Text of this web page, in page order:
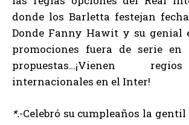
donde los Barletta festejan
Donde Fanny Hawit y su genial
promociones fuera de serie en
propuestas…¡Vienen
internacionales en el Inter!
*.-Celebró su cumpleaños la gentil